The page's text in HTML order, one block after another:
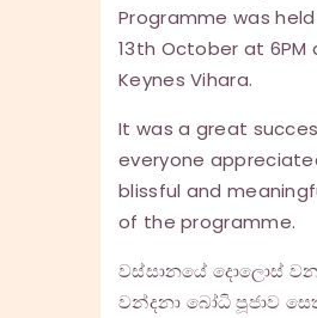
Programme was
13th October at 6PM
Keynes Vihara.
It was a great
everyone
blissful and
of the programme.
වස්සානයේ දොලොස්
වන්දනා බෝධි පූජාව